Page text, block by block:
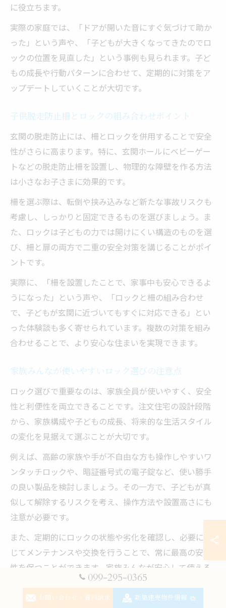
に役立ちます。
実際の家庭では、「ドアが開いた音にすぐ気づけて助か
った」という声や、「子どもが大きくなってきたのでロ
ックの位置を見直した」という事例も見られます。子ど
もの成長や行動パターンに合わせて、定期的に対策をア
ップデートしていくことが大切です。
子供脱走防止柵とロックの組み合わせポイント
玄関の脱走防止には、柵とロックを併用することで安全
性がさらに高まります。特に、玄関ホールにベビーゲー
トなどの脱走防止柵を設置し、物理的な障壁を作る方法
は小さなお子さまに効果的です。
柵を選ぶ際は、転倒や挟み込みなど新たな事故リスクも
考慮し、しっかりと固定できるものを選びましょう。ま
た、ロックは子どもの力では開けにくい構造のものを選
び、柵と扉の両方で二重の安全対策を講じることがポイ
ントです。
実際に、「柵を設置したことで、家事中も安心できるよ
うになった」という声や、「ロックと柵の組み合わせ
で、子どもが玄関に近づいてもすぐに対応できる」とい
った体験談も多く寄せられています。複数の対策を組み
合わせることで、より安心な住まいを実現できます。
家族みんなが使いやすいロック選びの注意点
ロック選びで重要なのは、家族全員が使いやすく、安全
性と利便性を両立できることです。注文住宅の設計段階
から、家族構成や子どもの成長、将来的な生活スタイル
の変化を見据えて選ぶことが大切です。
例えば、高齢の家族や手が不自由な方も操作しやすいワ
ンタッチロックや、暗証番号式の電子錠など、使い勝手
の良い製品を検討しましょう。その一方で、子どもが真
似して解除するリスクを考え、操作方法や設置高さにも
注意が必要です。
また、定期的にロックの状態や劣化を確認し、必要に応
じてメンテナンスや交換を行うことで、常に最高の安全
性を保つことができます。家族みんなが安心して使える
住まいづくりには、こうした細やかな配慮が欠かせませ
ん。
099-295-0365
お問い合わせ・資料請求 新築建売物件情報